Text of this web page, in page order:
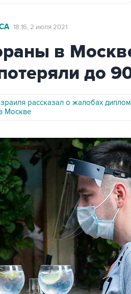
18:16, 2 июля 2021
в
до
рассказал о жалобах
Москве